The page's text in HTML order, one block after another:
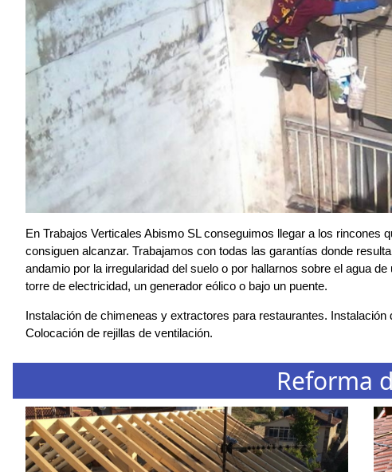
En Trabajos Verticales Abismo SL conseguimos llegar a los rincones
consiguen alcanzar. Trabajamos con todas las garantías donde
andamio por la irregularidad del suelo o por hallarnos sobre el agua
torre de electricidad, un generador eólico o bajo un puente.
Instalación de chimeneas y extractores para restaurantes. Instalación
Colocación de rejillas de ventilación.
Reforma